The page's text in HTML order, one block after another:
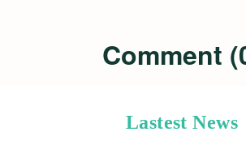
Comment
Lastest News